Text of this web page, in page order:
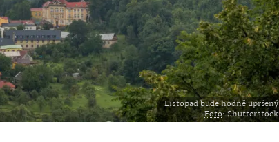
Listopad bude hodně upršený
Foto: Shutterstock